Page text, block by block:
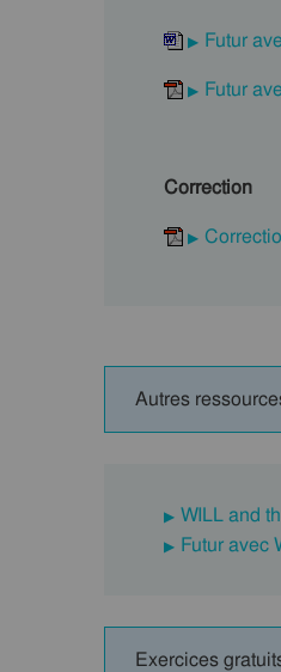
Futur
Futur
Correction
Autres
WILL and
Futur avec
Exercices